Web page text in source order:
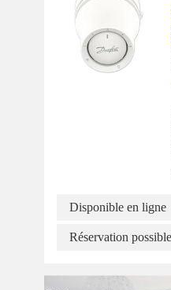
Disponible en ligne
Réservation possible